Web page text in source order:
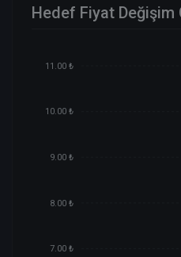
Hedef Fiyat Değişim
11.00 ₺
10.00 ₺
9.00 ₺
8.00 ₺
7.00 ₺